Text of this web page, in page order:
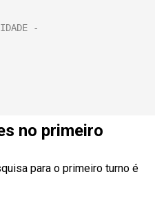
no primeiro
para o primeiro turno é